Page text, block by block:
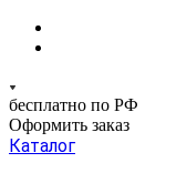
бесплатно по РФ
Оформить заказ
Каталог